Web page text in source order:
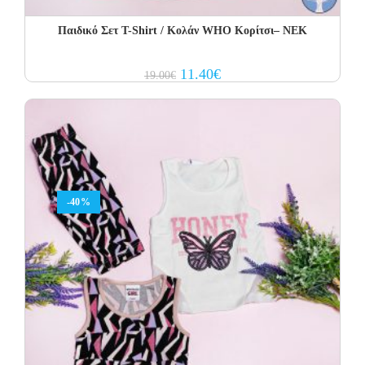
Παιδικό Σετ Τ-Shirt / Κολάν WHO Κορίτσι– NEK
19.00€ Original
price
11.40€Current
price
-40%